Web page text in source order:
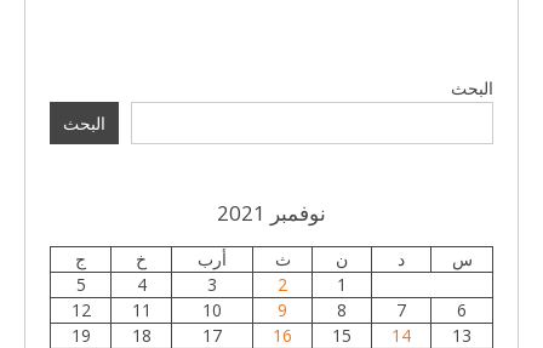
البحث
البحث
نوفمبر 2021
س د ن ث أرب خ
ج
1
2
3
4
5
6
7
8
9
10
11
12
13
14
15
16
17
18
19